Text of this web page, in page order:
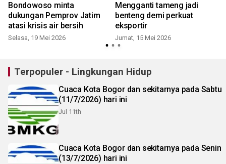
Bondowoso minta
dukungan Pemprov Jatim
atasi krisis air bersih
Selasa, 19 Mei 2026
Mengganti tameng jadi
benteng demi perkuat
eksportir
Jumat, 15 Mei 2026
Terpopuler - Lingkungan Hidup
Cuaca Kota Bogor dan sekitarnya pada Sabtu
(11/7/2026) hari ini
Jul 11th
Cuaca Kota Bogor dan sekitarnya pada Senin
(13/7/2026) hari ini